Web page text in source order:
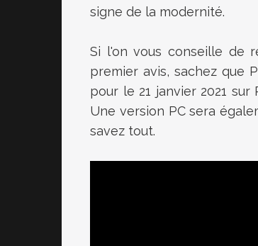
signe de la modernité.
Si l'on vous conseille de
premier avis, sachez que
pour le 21 janvier 2021
Une version PC sera
savez tout.